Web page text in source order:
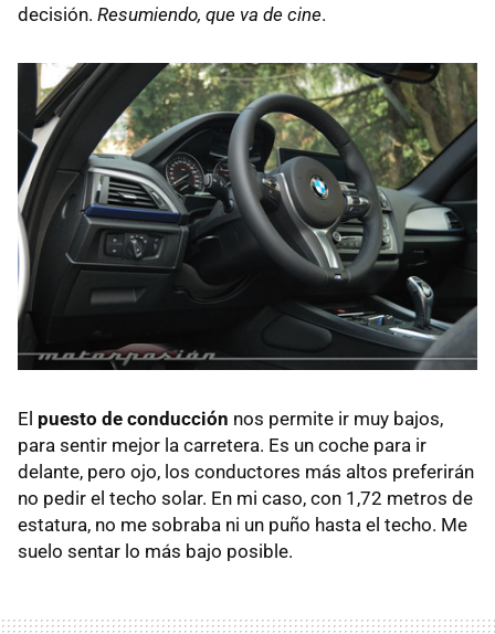
decisión. Resumiendo, que va de cine.
El puesto de conducción nos permite ir muy bajos,
para sentir mejor la carretera. Es un coche para ir
delante, pero ojo, los conductores más altos preferirán
no pedir el techo solar. En mi caso, con 1,72 metros de
estatura, no me sobraba ni un puño hasta el techo. Me
suelo sentar lo más bajo posible.